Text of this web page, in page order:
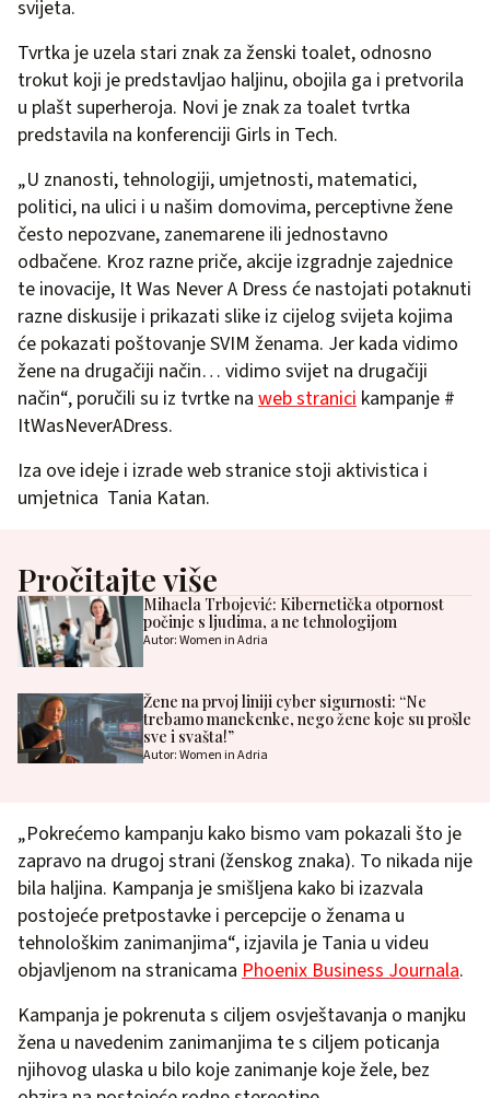
svijeta.
Tvrtka je uzela stari znak za ženski toalet, odnosno
trokut koji je predstavljao haljinu, obojila ga i pretvorila
u plašt superheroja. Novi je znak za toalet tvrtka
predstavila na konferenciji Girls in Tech.
„U znanosti, tehnologiji, umjetnosti, matematici,
politici, na ulici i u našim domovima, perceptivne žene
često nepozvane, zanemarene ili jednostavno
odbačene. Kroz razne priče, akcije izgradnje zajednice
te inovacije, It Was Never A Dress će nastojati potaknuti
razne diskusije i prikazati slike iz cijelog svijeta kojima
će pokazati poštovanje SVIM ženama. Jer kada vidimo
žene na drugačiji način… vidimo svijet na drugačiji
način“, poručili su iz tvrtke na web stranici kampanje #
ItWasNeverADress.
Iza ove ideje i izrade web stranice stoji aktivistica i
umjetnica Tania Katan.
Pročitajte više
Mihaela Trbojević: Kibernetička otpornost
počinje s ljudima, a ne tehnologijom
Autor: Women in Adria
Žene na prvoj liniji cyber sigurnosti: “Ne
trebamo manekenke, nego žene koje su prošle
sve i svašta!”
Autor: Women in Adria
„Pokrećemo kampanju kako bismo vam pokazali što je
zapravo na drugoj strani (ženskog znaka). To nikada nije
bila haljina. Kampanja je smišljena kako bi izazvala
postojeće pretpostavke i percepcije o ženama u
tehnološkim zanimanjima“, izjavila je Tania u videu
objavljenom na stranicama Phoenix Business Journala.
Kampanja je pokrenuta s ciljem osvještavanja o manjku
žena u navedenim zanimanjima te s ciljem poticanja
njihovog ulaska u bilo koje zanimanje koje žele, bez